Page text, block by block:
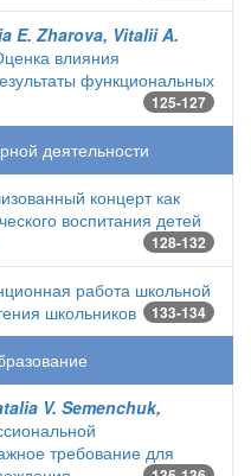
E. Zharova, Vitalii A.
влияния
функциональных
125-127
деятельности
концерт как
воспитания детей
128-132
работа школьной
школьников
133-134
V. Semenchuk,
требование для